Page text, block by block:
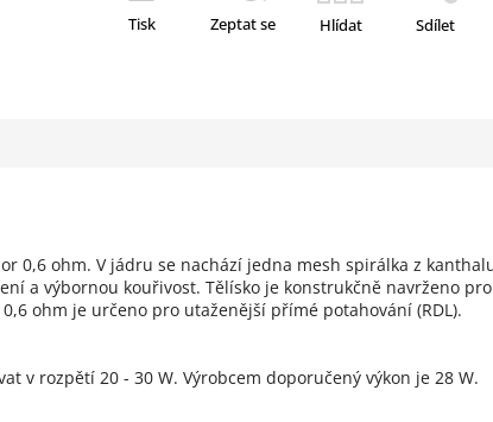
Tisk Zeptat se Hlídat Sdílet
0,6 ohm. V jádru se nachází jedna mesh spirálka z
a výbornou kouřivost. Tělísko je konstrukčně navrženo
ohm je určeno pro utaženější přímé potahování (RDL).
v rozpětí 20 - 30 W. Výrobcem doporučený výkon je 28 W.